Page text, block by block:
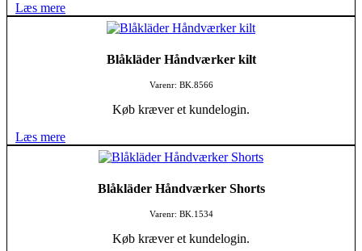
Læs mere
Blåkläder Håndværker kilt
Varenr: BK.8566
Køb kræver et kundelogin.
Læs mere
Blåkläder Håndværker Shorts
Varenr: BK.1534
Køb kræver et kundelogin.